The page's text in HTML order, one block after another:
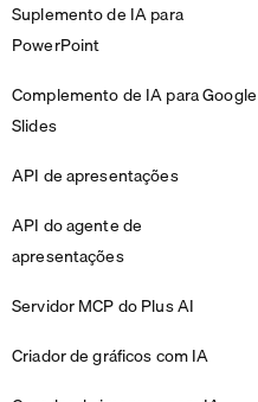
Suplemento de IA para
PowerPoint
Complemento de IA para Google
Slides
API de apresentações
API do agente de
apresentações
Servidor MCP do Plus AI
Criador de gráficos com IA